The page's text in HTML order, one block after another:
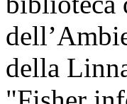
della